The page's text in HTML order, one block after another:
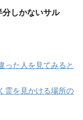
分しかないサル
った人を見てみると
霊を見かける場所の